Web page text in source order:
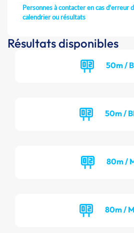
Personnes à contacter en cas d'erreur
calendrier ou résultats
Résultats disponibles
50m /
50m /
80m /
80m /